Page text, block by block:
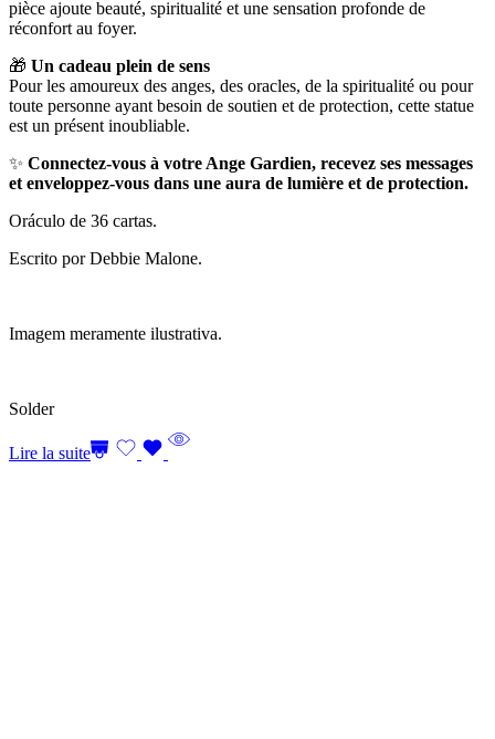
pièce ajoute beauté, spiritualité et une sensation profonde de
réconfort au foyer.
🎁 Un cadeau plein de sens
Pour les amoureux des anges, des oracles, de la spiritualité ou pour
toute personne ayant besoin de soutien et de protection, cette statue
est un présent inoubliable.
✨ Connectez-vous à votre Ange Gardien, recevez ses messages
et enveloppez-vous dans une aura de lumière et de protection.
Oráculo de 36 cartas.
Escrito por Debbie Malone.
Imagem meramente ilustrativa.
Solder
Lire la suite